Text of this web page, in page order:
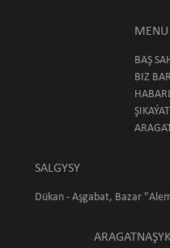
MENU
BAŞ
BIZ
SALGYSY
Dükan - Aşgabat, Bazar
ARAGATNAŞYK